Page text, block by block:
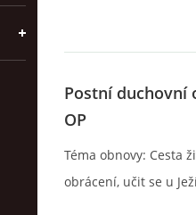
Postní duchovní
OP
Téma obnovy: Cesta
obrácení, učit se u